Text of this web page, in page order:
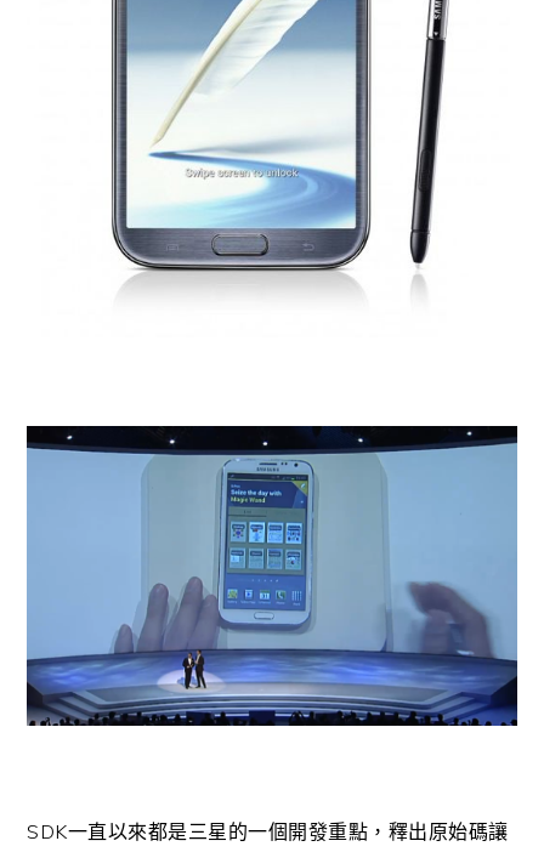
SDK一直以來都是三星的一個開發重點，釋出原始碼讓